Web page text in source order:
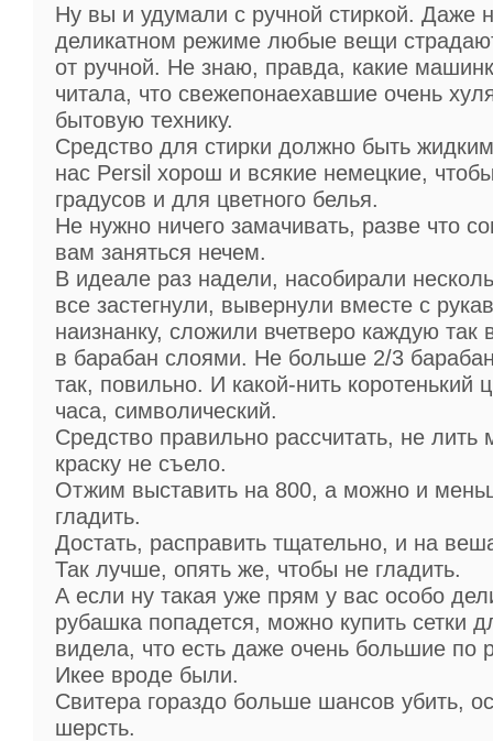
Ну вы и удумали с ручной стиркой. Даже
деликатном режиме любые вещи
от ручной. Не знаю, правда, какие
читала, что свежепонаехавшие очень
бытовую технику.
Средство для стирки должно быть
нас Persil хорош и всякие немецкие,
градусов и для цветного белья.
Не нужно ничего замачивать, разве что
вам заняться нечем.
В идеале раз надели, насобирали
все застегнули, вывернули вместе с
наизнанку, сложили вчетверо каждую так
в барабан слоями. Не больше 2/3
так, повильно. И какой-нить коротенький
часа, символический.
Средство правильно рассчитать, не лить
краску не съело.
Отжим выставить на 800, а можно и
гладить.
Достать, расправить тщательно, и на
Так лучше, опять же, чтобы не гладить.
А если ну такая уже прям у вас особо
рубашка попадется, можно купить сетки
видела, что есть даже очень большие по
Икее вроде были.
Свитера гораздо больше шансов убить,
шерсть.